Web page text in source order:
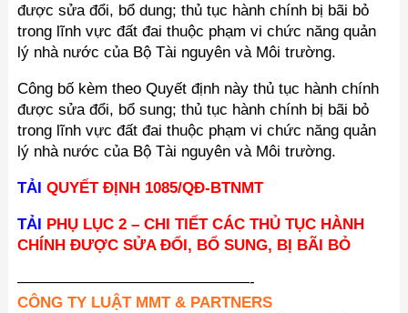
được sửa đổi, bổ dung; thủ tục hành chính bị bãi bỏ
trong lĩnh vực đất đai thuộc phạm vi chức năng quản
lý nhà nước của Bộ Tài nguyên và Môi trường.
Công bố kèm theo Quyết định này thủ tục hành chính
được sửa đổi, bổ sung; thủ tục hành chính bị bãi bỏ
trong lĩnh vực đất đai thuộc phạm vi chức năng quản
lý nhà nước của Bộ Tài nguyên và Môi trường.
TẢI QUYẾT ĐỊNH 1085/QĐ-BTNMT
TẢI PHỤ LỤC 2 – CHI TIẾT CÁC THỦ TỤC HÀNH
CHÍNH ĐƯỢC SỬA ĐỔI, BỔ SUNG, BỊ BÃI BỎ
———————————————-
CÔNG TY LUẬT MMT & PARTNERS